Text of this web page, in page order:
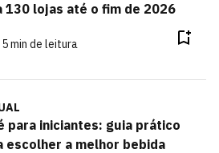
130 lojas até o fim de 2026
min de leitura
para iniciantes: guia prático
escolher a melhor bebida